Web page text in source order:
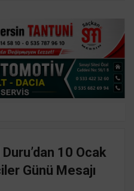
10 Ocak
Günü Mesajı